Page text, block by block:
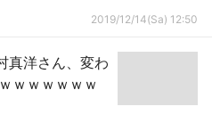
2019/12/14(Sa) 12:50
真洋さん、変わ
ｗｗｗｗｗｗ